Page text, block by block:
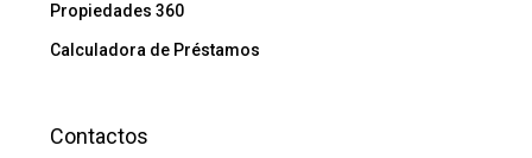
Propiedades 360
Calculadora de Préstamos
Contactos